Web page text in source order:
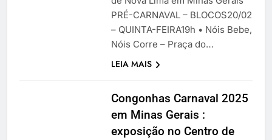
PRÉ-CARNAVAL – BLOCOS20/02
– QUINTA-FEIRA19h • Nóis Bebe,
Nóis Corre – Praça do…
LEIA MAIS
Congonhas Carnaval 2025
em Minas Gerais :
exposição no Centro de